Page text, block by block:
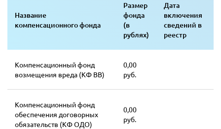
Название
компенсационного фонда
Размер
фонда
(в
рублях)
Дата
включения
сведений в
реестр
Компенсационный фонд
возмещения вреда (КФ ВВ)
0,00
руб.
Компенсационный фонд
обеспечения договорных
обязательств (КФ ОДО)
0,00
руб.